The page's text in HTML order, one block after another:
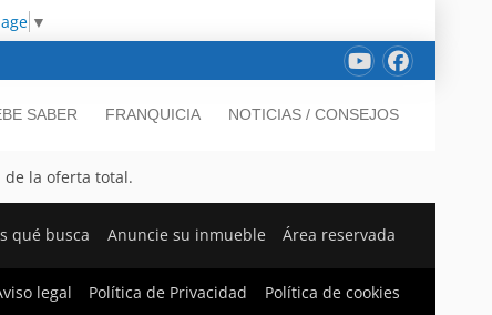
▼
SABER FRANQUICIA NOTICIAS / CONSEJOS
de la oferta total.
qué busca Anuncie su inmueble Área reservada
legal Política de Privacidad Política de cookies